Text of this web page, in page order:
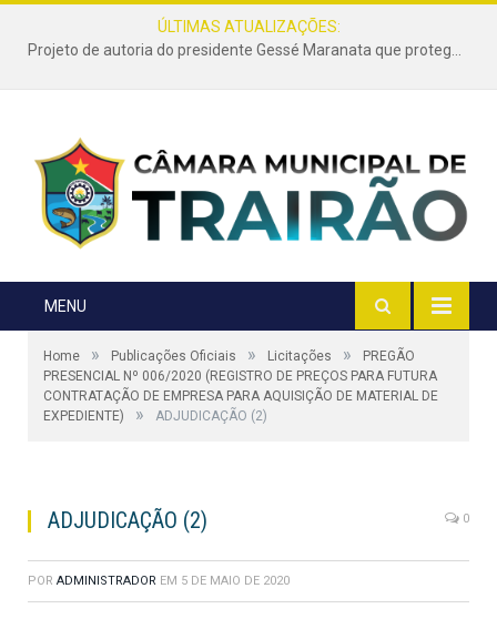
ÚLTIMAS ATUALIZAÇÕES:
Projeto de autoria do presidente Gessé Maranata que protege as estradas vicinais de Trairão é transformado em lei
MENU
Home » Publicações Oficiais » Licitações »
PREGÃO
PRESENCIAL Nº 006/2020 (REGISTRO DE PREÇOS PARA FUTURA
CONTRATAÇÃO DE EMPRESA PARA AQUISIÇÃO DE MATERIAL DE
EXPEDIENTE)
» ADJUDICAÇÃO (2)
ADJUDICAÇÃO (2) 0
POR ADMINISTRADOR EM 5 DE MAIO DE 2020